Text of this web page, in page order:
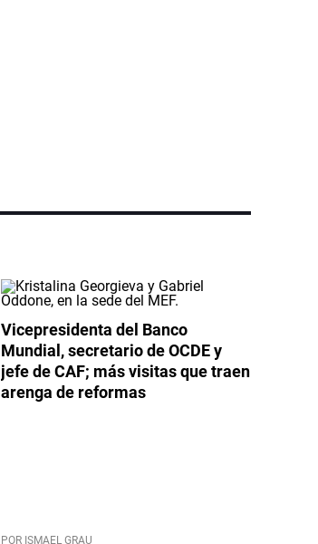
Vicepresidenta del Banco
Mundial, secretario de OCDE y
jefe de CAF; más visitas que traen
arenga de reformas
POR ISMAEL GRAU